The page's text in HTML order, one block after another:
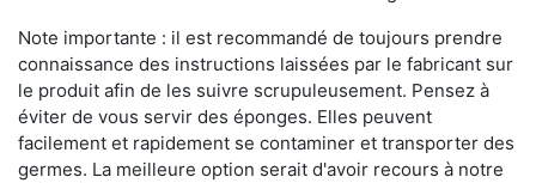
Note importante : il est recommandé de toujours prendre
connaissance des instructions laissées par le fabricant sur
le produit afin de les suivre scrupuleusement. Pensez à
éviter de vous servir des éponges. Elles peuvent
facilement et rapidement se contaminer et transporter des
germes. La meilleure option serait d'avoir recours à notre